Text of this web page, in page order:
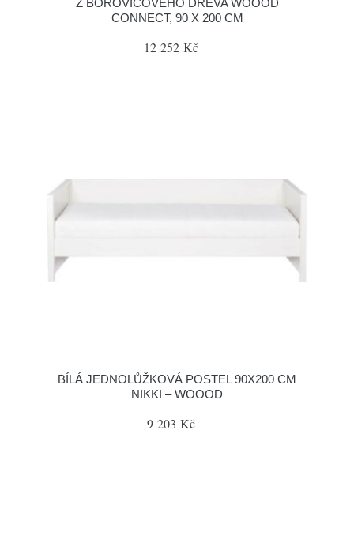
Z BOROVICOVÉHO DŘEVA WOOOD
CONNECT, 90 X 200 CM
12 252 Kč
BÍLÁ JEDNOLŮŽKOVÁ POSTEL 90X200 CM
NIKKI – WOOOD
9 203 Kč